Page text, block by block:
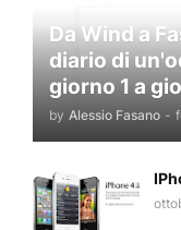
Da Wind a
diario di
giorno 1 a
by Alessio Fasano -